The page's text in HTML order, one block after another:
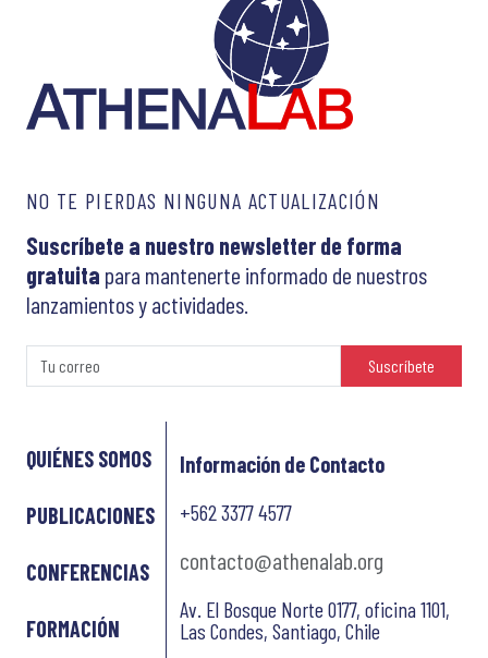
NO TE PIERDAS NINGUNA ACTUALIZACIÓN
Suscríbete a nuestro newsletter de forma
gratuita para mantenerte informado de nuestros
lanzamientos y actividades.
Suscríbete
QUIÉNES SOMOS
PUBLICACIONES
CONFERENCIAS
FORMACIÓN
Información de Contacto
+562 3377 4577
contacto@athenalab.org
Av. El Bosque Norte 0177, oficina 1101,
Las Condes, Santiago, Chile